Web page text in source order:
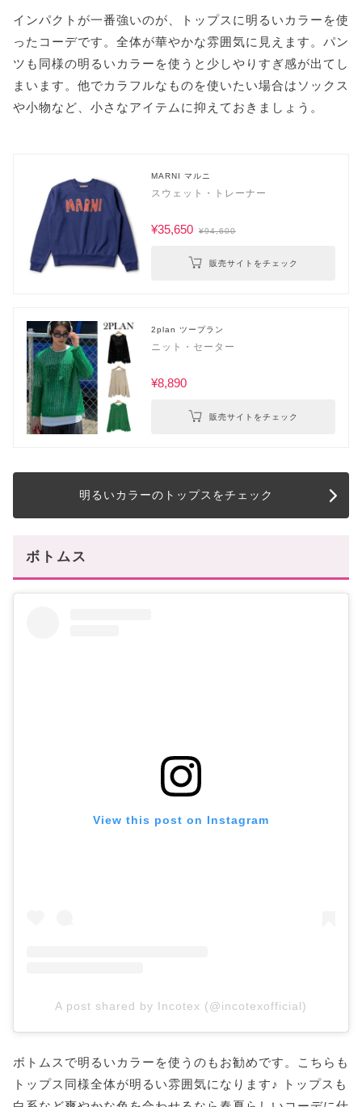
インパクトが一番強いのが、トップスに明るいカラーを使
ったコーデです。全体が華やかな雰囲気に見えます。パン
ツも同様の明るいカラーを使うと少しやりすぎ感が出てし
まいます。他でカラフルなものを使いたい場合はソックス
や小物など、小さなアイテムに抑えておきましょう。
MARNI マルニ
スウェット・トレーナー
¥35,650 ¥94,600
販売サイトをチェック
2plan ツープラン
ニット・セーター
¥8,890
販売サイトをチェック
明るいカラーのトップスをチェック
ボトムス
View this post on Instagram
A post shared by Incotex (@incotexofficial)
ボトムスで明るいカラーを使うのもお勧めです。こちらも
トップス同様全体が明るい雰囲気になります♪ トップスも